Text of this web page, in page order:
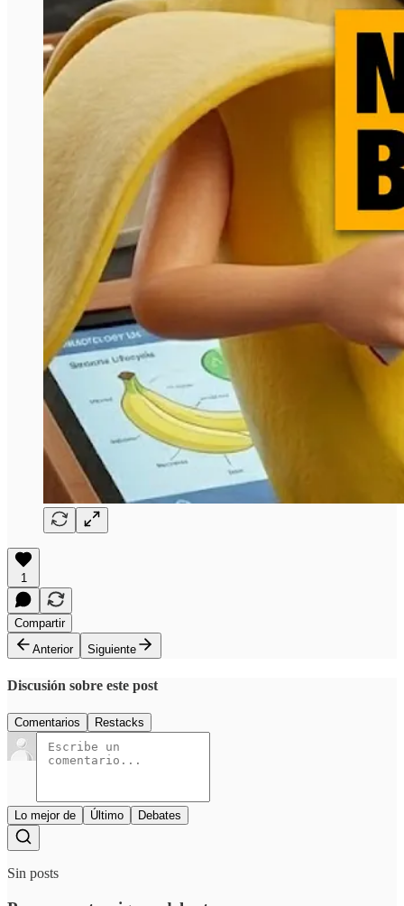
1
Compartir
Anterior
Siguiente
Discusión sobre este post
Comentarios Restacks
Lo mejor de Último Debates
Sin posts